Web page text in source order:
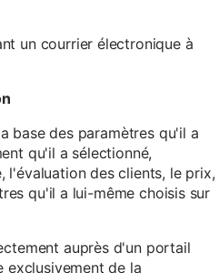
un courrier électronique à
base des paramètres qu'il a
qu'il a sélectionné,
l'évaluation des clients, le prix,
qu'il a lui-même choisis sur
auprès d'un portail
exclusivement de la